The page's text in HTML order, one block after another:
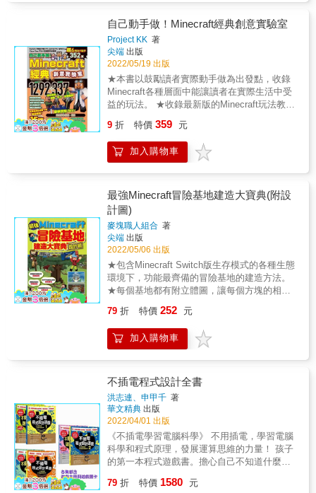
呈現迥然不同的意境 由日本著名麥塊建造家
Sisyamo精心設計令人憧憬的黑白兩座城堡，
其間最大的差異就在於選擇不同色系、不同紋
路的建築方塊。「選材」算是麥塊建築界的基
本功，卻也是最容易忽略的前置步驟，其中的
「配色對心境的影響」可以在兩座城堡比對之
間充分感受。 & ◎露臺功能換搭奧義，日式
「露天浴池」、中式「魚躍水池」任君選擇&
返家至玄關，若能日見魚躍水池，一日工作疲
展四肢闔眼養神，一日疲勞迅速退去，為明日
生活儲備能量。不管是露天浴池，還是魚躍水
池，適當造景皆能對居家生活產生正面助益。
現在開始不遲 村民日復一日專守職業本分，為
麥塊世界貢獻畢生精力致力生產，還要忍受隨
時突發的屠村事件，但卻還是居住在色彩造型
皆枯燥無味的村莊內。我們每一位麥塊工匠，
平時收到多少來自村民的無私貢獻，真的值得
挑一空閒日替他們的居住環境徹底改頭換面！
& 本書特色 & 包含Minecraft所有建築技巧的大
全集 這本書乃集Minecraft所有建築技術的大
的小物件到複雜的空間分配與利用概念，種類
從商業到居家等等，全部都集中在這一本介
紹。 & 與其他建築書籍不同之處 跟其他以步驟
教學為主體的建築書不同，本書特別導入美學
選的觀感差異，以及配色對於使用者心境的影
響等內容，也都是適時放入。而讀者藉由本書
所學習到的一切內容，都是在遊戲內發生的，
自己動手做！Minecraft經典創意實驗室
Project KK 著
尖端 出版
2022/05/19 出版
★本書以鼓勵讀者實際動手做為出發點，收錄
Minecraft各種層面中能讓讀者在實際生活中受
益的玩法。 ★收錄最新版的Minecraft玩法教
料。 & 【在各種有限環境下，激發創意，並鼓
勵自己動手做】 MINECRAFT最吸引人的內容
之一，就是擁有各種模式，讓不同喜好的玩家
去，更要努力採集資源，合成更強力的裝備去
挑戰更難的生物。 創造模式：在材質種類不算
多的限制下，要觀察各方塊在特定型態下的外
觀，進一步組出逼真的物件。 & 本書最大的特
色就是鼓勵讀者從這些限制的環境下發想，以
數量豐富的範例提供各種思路，引導讀者自己
去嘗試解決冒險、採集、裝潢、建築各種面向
所遇到的問題。其流程與目的正如學校中做自
然實驗一樣，讓讀者在邊玩邊學邊DIY的過程
中，訓練如何從已知的條件下獨立找出問題答
9 折 特價 359 元
加入購物車
最強Minecraft冒險基地建造大寶典(附設
計圖)
麥塊職人組合 著
尖端 出版
2022/05/06 出版
★包含Minecraft Switch版生存模式的各種生態
環境下，功能最齊備的冒險基地的建造方法。
★每個基地都有附立體圖，讓每個方塊的相對
中、海洋裡、熔岩內，以及其他與環境結合的
秘密基地建造法全都有！ & 玩MINECRAFT生
存必定會接觸的內容 不管你是MINECRAFT的
造一個冒險基地」。這個冒險基地就像是
「Safe House」一樣，是所有玩家進行冒險的
避難所和補給站，裡面的功能越齊全，對往後
冒險進程就越有利。本書就是在示範一個完美
冒險基地所應該具備的所有功能該怎麼設計。
& 關鍵的基地位置 基地的位置越靠近冒險區域
越好，因為會節省不少往來的行走時間。但是
如果冒險區域是在海底，或是在熔岩中呢？在
這種地勢竣危的生態環境下要完成一座冒險基
79 折 特價 252 元
加入購物車
不插電程式設計全書
洪志連、申甲千 著
華文精典 出版
2022/04/01 出版
《不插電學習電腦科學》 不用插電，學習電腦
科學和程式原理，發展運算思維的力量！ 孩子
的第一本程式遊戲書。擔心自己不知道什麼是
可以用本書開始和孩子開始程式教育。 這本書
79 折 特價 1580 元